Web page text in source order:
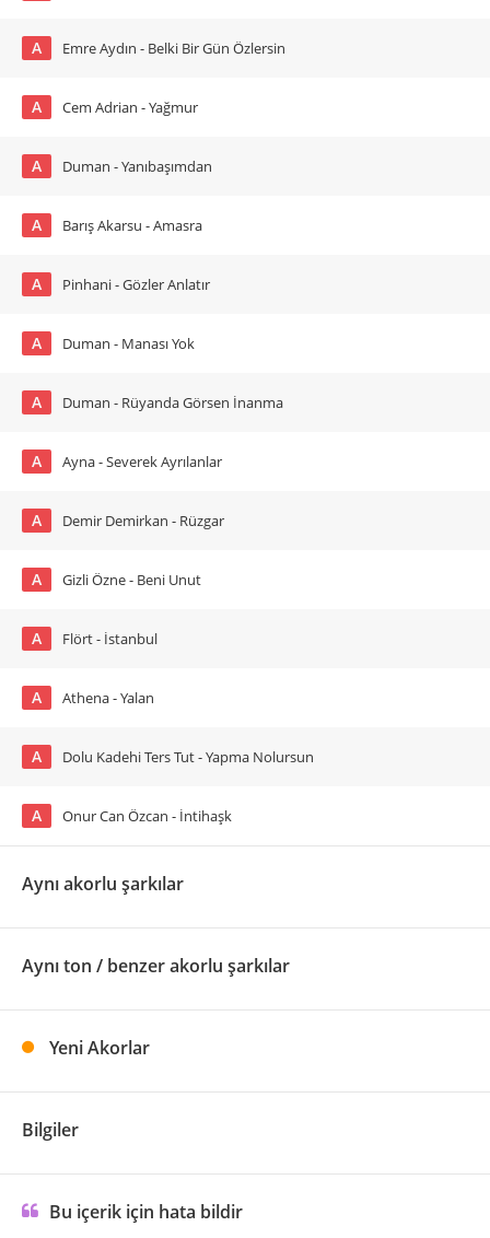
A Emre Aydın - Belki Bir Gün Özlersin
A Cem Adrian - Yağmur
A Duman - Yanıbaşımdan
A Barış Akarsu - Amasra
A Pinhani - Gözler Anlatır
A Duman - Manası Yok
A Duman - Rüyanda Görsen İnanma
A Ayna - Severek Ayrılanlar
A Demir Demirkan - Rüzgar
A Gizli Özne - Beni Unut
A Flört - İstanbul
A Athena - Yalan
A Dolu Kadehi Ters Tut - Yapma Nolursun
A Onur Can Özcan - İntihaşk
Aynı akorlu şarkılar
Aynı ton / benzer akorlu şarkılar
Yeni Akorlar
Bilgiler
Bu içerik için hata bildir